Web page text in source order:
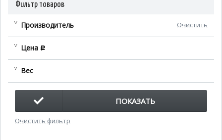
Фильтр товаров
Производитель Очистить
Цена c
Вес
ПОКАЗАТЬ
Очистить фильтр